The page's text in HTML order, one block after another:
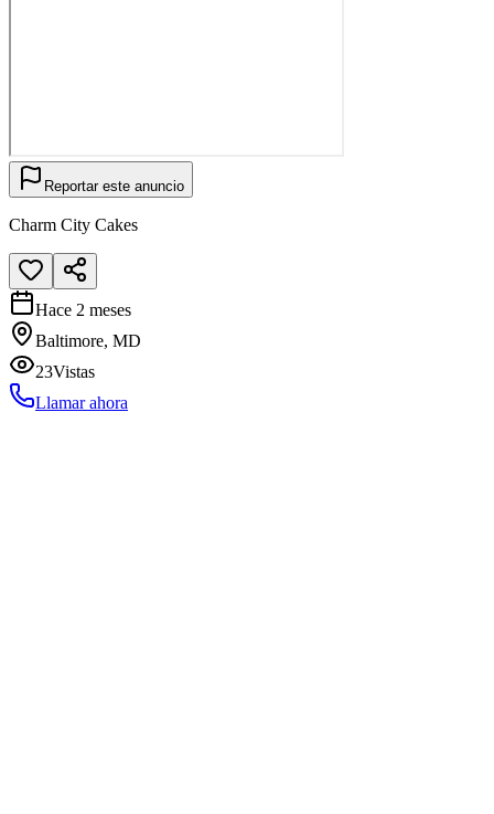
Reportar este anuncio
Charm City Cakes
Hace 2 meses
Baltimore, MD
23Vistas
Llamar ahora